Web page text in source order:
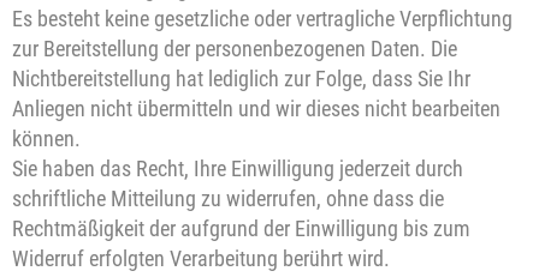
Es besteht keine gesetzliche oder vertragliche Verpflichtung
zur Bereitstellung der personenbezogenen Daten. Die
Nichtbereitstellung hat lediglich zur Folge, dass Sie Ihr
Anliegen nicht übermitteln und wir dieses nicht bearbeiten
können.
Sie haben das Recht, Ihre Einwilligung jederzeit durch
schriftliche Mitteilung zu widerrufen, ohne dass die
Rechtmäßigkeit der aufgrund der Einwilligung bis zum
Widerruf erfolgten Verarbeitung berührt wird.